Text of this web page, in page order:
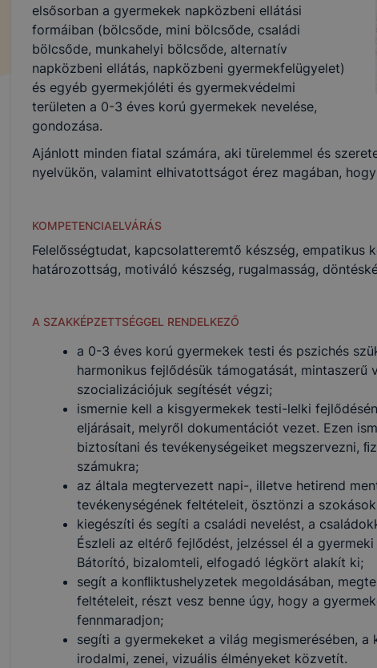
elsősorban a gyermekek napközbeni ellátási
formáiban (bölcsőde, mini bölcsőde, családi
bölcsőde, munkahelyi bölcsőde, alternatív
napközbeni ellátás, napközbeni gyermekfelügyelet)
és egyéb gyermekjóléti és gyermekvédelmi
területen a 0-3 éves korú gyermekek nevelése,
gondozása.
Ajánlott minden fiatal számára, aki türelemmel és
nyelvükön, valamint elhivatottságot érez magában,
KOMPETENCIAELVÁRÁS
Felelősségtudat, kapcsolatteremtő készség, empatikus
határozottság, motiváló készség, rugalmasság,
A SZAKKÉPZETTSÉGGEL RENDELKEZŐ
a 0-3 éves korú gyermekek testi és pszichés
harmonikus fejlődésük támogatását, mintaszerű
szocializációjuk segítését végzi;
ismernie kell a kisgyermekek testi-lelki
eljárásait, melyről dokumentációt vezet. Ezen
biztosítani és tevékenységeiket megszervezni,
számukra;
az általa megtervezett napi-, illetve hetirend
tevékenységének feltételeit, ösztönzi a
kiegészíti és segíti a családi nevelést, a
Észleli az eltérő fejlődést, jelzéssel él a
Bátorító, bizalomteli, elfogadó légkört alakít ki;
segít a konﬂiktushelyzetek megoldásában,
feltételeit, részt vesz benne úgy, hogy a
fennmaradjon;
segíti a gyermekeket a világ megismerésében,
irodalmi, zenei, vizuális élményeket közvetít.